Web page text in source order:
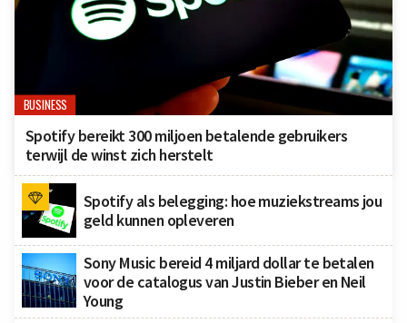
BUSINESS
Spotify bereikt 300 miljoen betalende gebruikers
terwijl de winst zich herstelt
Spotify als belegging: hoe muziekstreams jou
geld kunnen opleveren
Sony Music bereid 4 miljard dollar te betalen
voor de catalogus van Justin Bieber en Neil
Young